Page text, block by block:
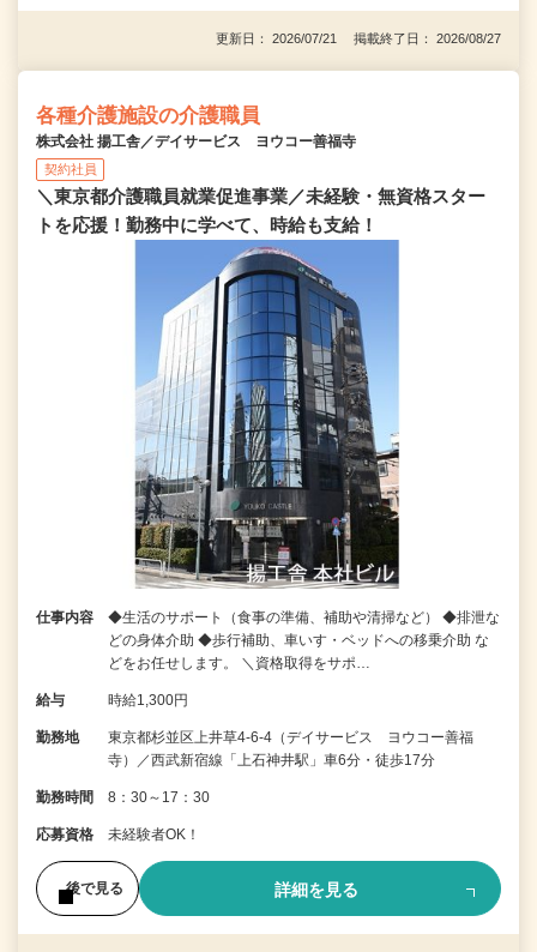
更新日： 2026/07/21 掲載終了日： 2026/08/27
各種介護施設の介護職員
株式会社 揚工舎／デイサービス ヨウコー善福寺
契約社員
＼東京都介護職員就業促進事業／未経験・無資格スター
トを応援！勤務中に学べて、時給も支給！
仕事内容
◆生活のサポート（食事の準備、補助や清掃など） ◆排泄な
どの身体介助 ◆歩行補助、車いす・ベッドへの移乗介助 な
どをお任せします。 ＼資格取得をサポ…
給与 時給1,300円
勤務地
東京都杉並区上井草4-6-4（デイサービス ヨウコー善福
寺）／西武新宿線「上石神井駅」車6分・徒歩17分
勤務時間 8：30～17：30
応募資格 未経験者OK！
後で見る 詳細を見る